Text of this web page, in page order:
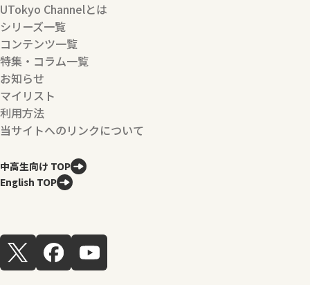
UTokyo Channelとは
シリーズ一覧
コンテンツ一覧
特集・コラム一覧
お知らせ
マイリスト
利用方法
当サイトへのリンクについて
中高生向け TOP
English TOP